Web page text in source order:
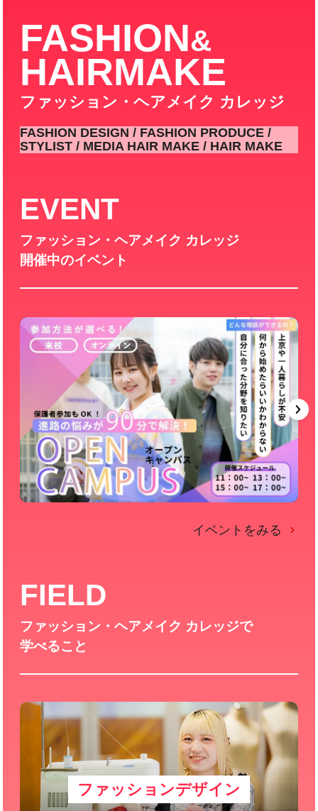
FASHION&
HAIRMAKE
ファッション・ヘアメイク カレッジ
FASHION DESIGN / FASHION PRODUCE /
STYLIST / MEDIA HAIR MAKE / HAIR MAKE
EVENT
ファッション・ヘアメイク カレッジ
開催中のイベント
イベントをみる
FIELD
ファッション・ヘアメイク カレッジで
学べること
ファッションデザイン